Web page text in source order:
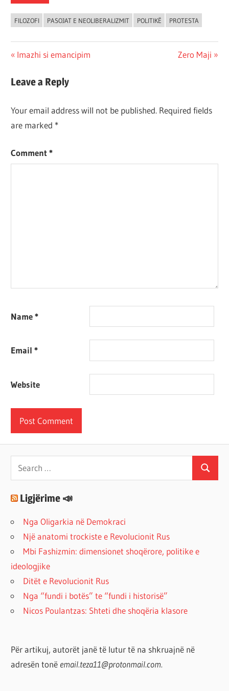
FILOZOFI PASOJAT E NEOLIBERALIZMIT POLITIKË PROTESTA
Post
navigation
Previous
Imazhi si emancipim
Next
Zero Maji
Leave a Reply
Your email address will not be published. Required fields
are marked *
Comment*
Name*
Email*
Website
Search
for:
Search
Ligjërime 📣
Nga Oligarkia në Demokraci
Një anatomi trockiste e Revolucionit Rus
Mbi Fashizmin: dimensionet shoqërore, politike e
ideologjike
Ditët e Revolucionit Rus
Nga “fundi i botës” te “fundi i historisë”
Nicos Poulantzas: Shteti dhe shoqëria klasore
Për artikuj, autorët janë të lutur të na shkruajnë në
adresën tonë email.teza11@protonmail.com.